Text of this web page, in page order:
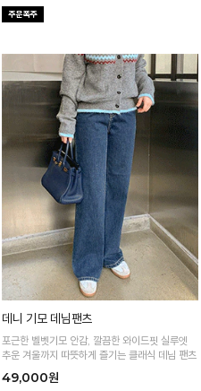
데니 기모 데님팬츠
포근한 벨벳기모 안감, 깔끔한 와이드핏 실루엣
추운 겨울까지 따뜻하게 즐기는 클래식 데님 팬츠
49,000원